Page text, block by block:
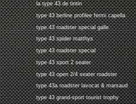
la type 43 de tintin
type 43 berline profilee fermi capella
type 43 roadster special galle
type 43 spider matthys
type 43 roadster special
type 43 sport 2 seater
type 43 open 2/4 seater roadster
type 43a roadster lavocat & marsaud
type 43 grand-sport tourist trophy